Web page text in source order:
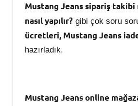
Mustang Jeans sipariş takibi
nasıl yapılır? gibi çok soru
ücretleri, Mustang Jeans
hazırladık.
Mustang Jeans online